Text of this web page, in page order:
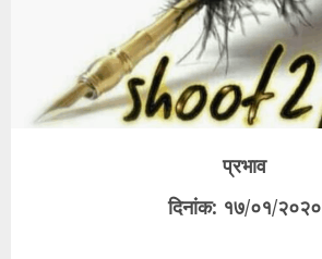
प्रभाव
​दिनांक: १७/०१/२०२०